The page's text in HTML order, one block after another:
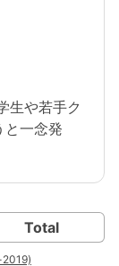
生や若手ク
と一念発
Total